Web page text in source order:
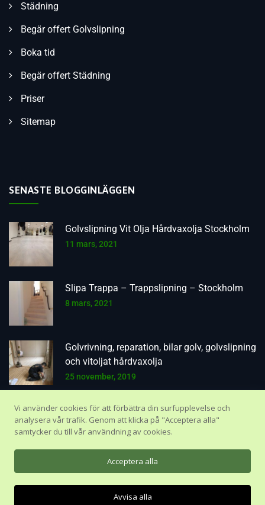
Städning
Begär offert Golvslipning
Boka tid
Begär offert Städning
Priser
Sitemap
SENASTE BLOGGINLÄGGEN
Golvslipning Vit Olja Hårdvaxolja Stockholm
11 mars, 2021
Slipa Trappa – Trappslipning – Stockholm
8 mars, 2021
Golvrivning, reparation, bilar golv, golvslipning
och vitoljat hårdvaxolja
25 november, 2019
2026 . AD Inredning AB. Alla rättigheter förbehållna.
Vi använder cookies för att förbättra din surfupplevelse och
analysera vår trafik. Genom att klicka på "Acceptera alla"
samtycker du till vår användning av cookies.
Acceptera alla
Avvisa alla